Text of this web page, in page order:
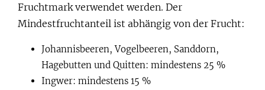
Fruchtmark verwendet werden. Der
Mindestfruchtanteil ist abhängig von der Frucht:
Johannisbeeren, Vogelbeeren, Sanddorn,
Hagebutten und Quitten: mindestens 25 %
Ingwer: mindestens 15 %